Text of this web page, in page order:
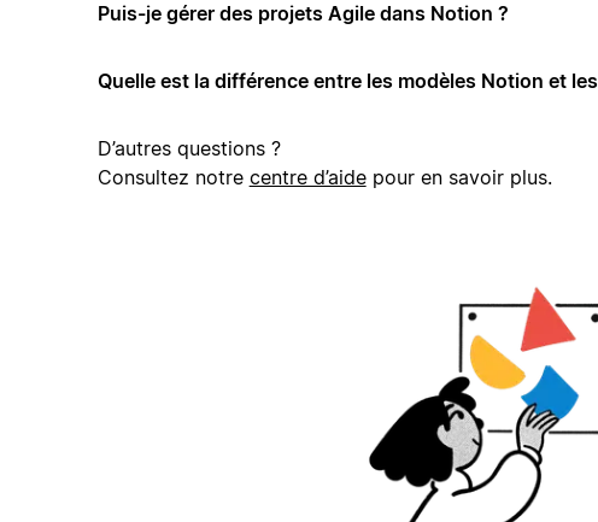
Puis-je gérer des projets Agile dans Notion ?
Quelle est la différence entre les modèles Notion et
D’autres questions ?
Consultez notre centre d’aidepour en savoir plus.